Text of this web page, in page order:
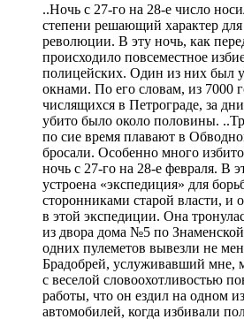
..Ночь с 27-го на 28-е число
степени решающий характер для
революции. В эту ночь, как
происходило повсеместное
полицейских. Один из них был
окнами. По его словам, из 7000
числящихся в Петрограде, за
убито было около половины.
по сие время плавают в
бросали. Особенно много
ночь с 27-го на 28-е февраля. В
устроена «экспедиция» для
сторонниками старой власти, и
в этой экспедиции. Она
из двора дома №5 по
одних пулеметов вывезли не
Брадобрей, услуживавший мне,
с веселой словоохотливостью
работы, что он ездил на одном
автомобилей, когда избивали